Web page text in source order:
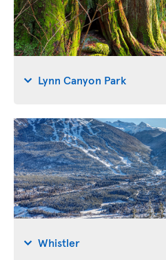
Lynn Canyon Park
Whistler